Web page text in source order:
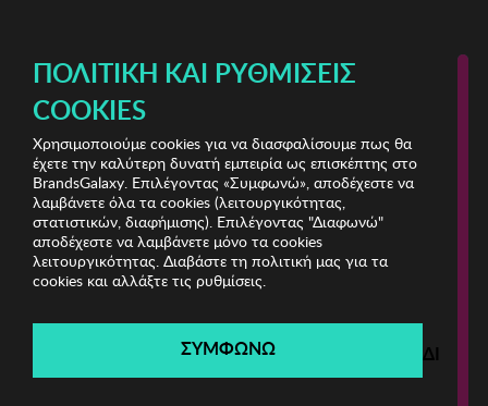
Fila Underwear ΓΥΝΑΙΚΑ
Fila Underwear
Λήγει σε: 00ημέρες | 00ώρες 00λεπτά 00δευτ.
Filters
ΠΟΛΙΤΙΚΉ ΚΑΙ ΡΥΘΜΊΣΕΙΣ
COOKIES
Χρησιμοποιούμε cookies για να διασφαλίσουμε πως θα
έχετε την καλύτερη δυνατή εμπειρία ως επισκέπτης στο
BrandsGalaxy. Επιλέγοντας «Συμφωνώ», αποδέχεστε να
λαμβάνετε όλα τα cookies (λειτουργικότητας,
στατιστικών, διαφήμισης). Επιλέγοντας "Διαφωνώ"
αποδέχεστε να λαμβάνετε μόνο τα cookies
λειτουργικότητας. Διαβάστε τη πολιτική μας για τα
cookies και αλλάξτε τις ρυθμίσεις.
ΣΥΜΦΩΝΩ